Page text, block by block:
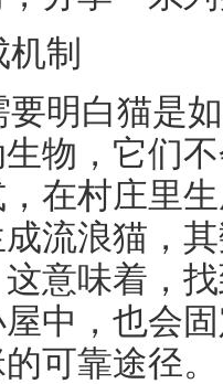
制
明白猫是
物，它们
在村庄里
流浪猫，
意味着，
中，也会
可靠途径。